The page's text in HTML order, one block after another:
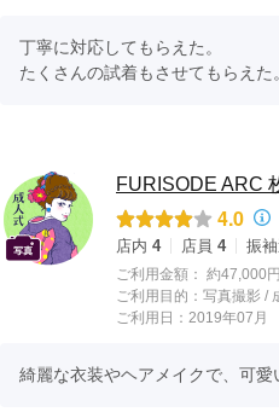
丁寧に対応してもらえた。
たくさんの試着もさせてもらえた。
FURISODE ARC
4.0
店内 4 店員 4 振
ご利用金額： 約47,000円
ご利用目的： 写真撮影 /
ご利用日：2019年07月
綺麗な衣装やヘアメイクで、可愛